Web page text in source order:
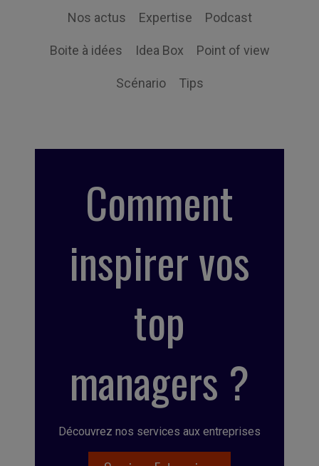
Nos actus Expertise Podcast
Boite à idées Idea Box Point of view
Scénario Tips
Comment
inspirer vos
top
managers ?
Découvrez nos services aux entreprises